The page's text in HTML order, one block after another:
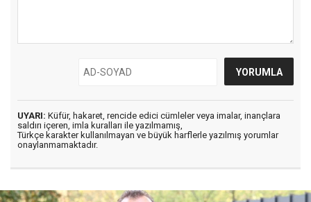
UYARI: Küfür, hakaret, rencide edici cümleler veya imalar, inançlara
saldırı içeren, imla kuralları ile yazılmamış,
Türkçe karakter kullanılmayan ve büyük harflerle yazılmış yorumlar
onaylanmamaktadır.